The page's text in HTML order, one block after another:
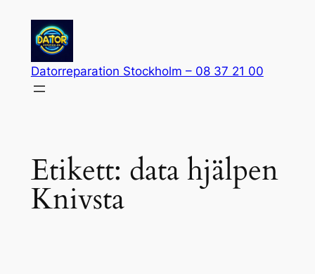
innehåll
Datorreparation Stockholm – 08 37 21 00
Etikett: data hjälpen
Knivsta